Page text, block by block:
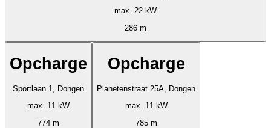
max. 22 kW
286 m
Opcharge
Sportlaan 1, Dongen
max. 11 kW
774 m
Opcharge
Planetenstraat 25A, Dongen
max. 11 kW
785 m